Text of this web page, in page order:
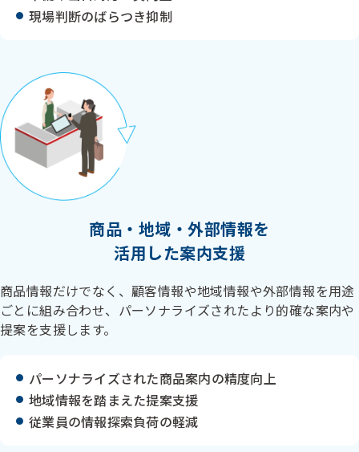
現場判断のばらつき抑制
商品・地域・外部情報を
活用した案内支援
商品情報だけでなく、顧客情報や地域情報や外部情報を用途
ごとに組み合わせ、パーソナライズされたより的確な案内や
提案を支援します。
パーソナライズされた商品案内の精度向上
地域情報を踏まえた提案支援
従業員の情報探索負荷の軽減